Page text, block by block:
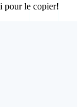
pour le copier!